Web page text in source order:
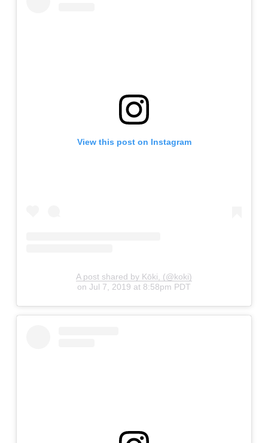
View this post on Instagram
A post shared by Kōki, (@koki)
on Jul 7, 2019 at 8:58pm PDT